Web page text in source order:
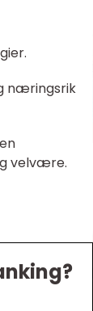
næringsrik
velvære.